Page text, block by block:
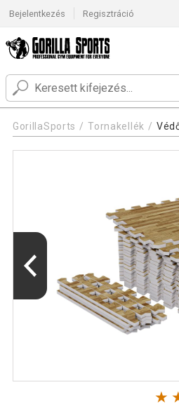
Bejelentkezés Regisztráció
GorillaSports Tornakellék